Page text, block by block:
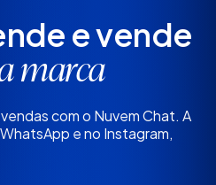
e vende
marca
com o Nuvem Chat. A
e no Instagram,